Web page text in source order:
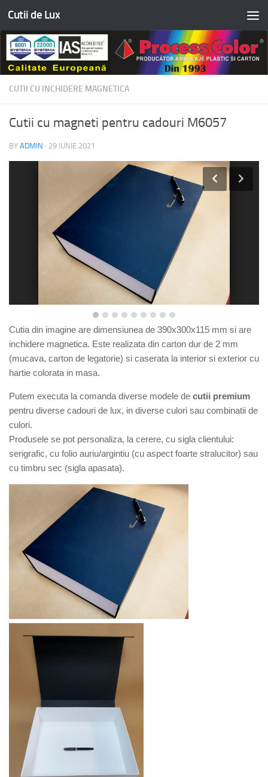
Skip to content
Cutii de Lux
CUTII CU INCHIDERE MAGNETICA
Cutii cu magneti pentru cadouri M6057
BY ADMIN · 29 IUNIE 2021
Cutia din imagine are dimensiunea de 390x300x115 mm si are
inchidere magnetica. Este realizata din carton dur de 2 mm
(mucava, carton de legatorie) si caserata la interior si exterior cu
hartie colorata in masa.
Putem executa la comanda diverse modele de cutii premium
pentru diverse cadouri de lux, in diverse culori sau combinatii de
culori.
Produsele se pot personaliza, la cerere, cu sigla clientului:
serigrafic, cu folio auriu/argintiu (cu aspect foarte stralucitor) sau
cu timbru sec (sigla apasata).